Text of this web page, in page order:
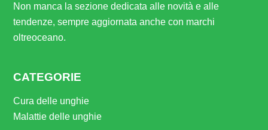
Non manca la sezione dedicata alle novità e alle
tendenze, sempre aggiornata anche con marchi
oltreoceano.
CATEGORIE
Cura delle unghie
Malattie delle unghie